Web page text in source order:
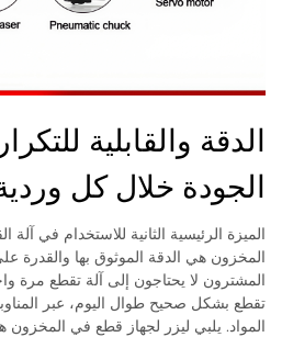
الدقة والقابلية
الجودة خلال كل
الميزة الرئيسية الثانية للاستخدام في آلة
المخزون هي الدقة الموثوق بها والقدرة
المشترون لا يحتاجون إلى آلة تقطع مرة
تقطع بشكل صحيح طوال اليوم، عبر
المواد. يلبي ليزر لجهاز قطع في